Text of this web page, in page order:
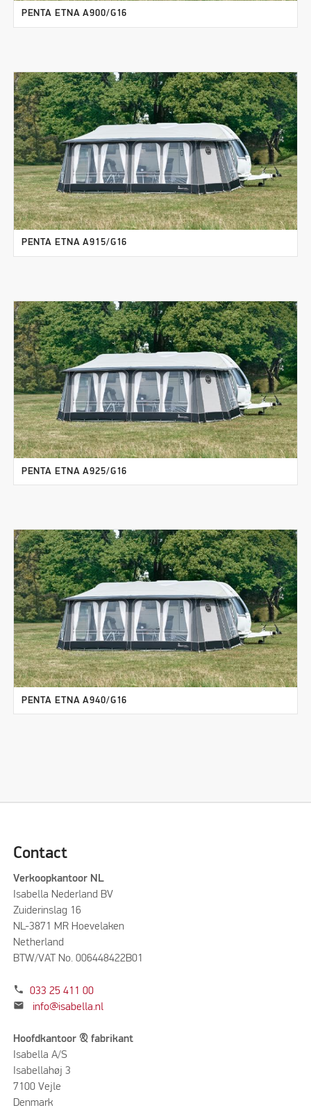
PENTA ETNA A900/G16
PENTA ETNA A915/G16
PENTA ETNA A925/G16
PENTA ETNA A940/G16
Contact
Verkoopkantoor NL
Isabella Nederland BV
Zuiderinslag 16
NL-3871 MR Hoevelaken
Netherland
BTW/VAT No. 006448422B01
phone 033 25 411 00
mail info@isabella.nl
Hoofdkantoor & fabrikant
Isabella A/S
Isabellahøj 3
7100 Vejle
Denmark